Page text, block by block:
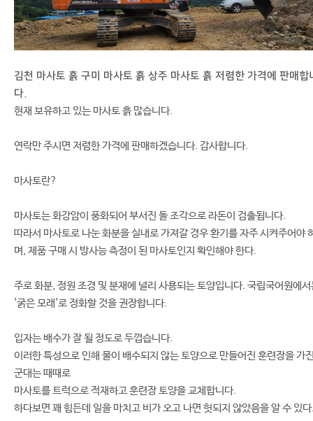
김천 마사토 흙 구미 마사토 흙 상주 마사토 흙 저렴한 가격에 판매합
다.
현재 보유하고 있는 마사토 흙 많습니다.
연락만 주시면 저렴한 가격에 판매하겠습니다. 감사합니다.
마사토란?
마사토는 화강암이 풍화되어 부서진 돌 조각으로 라돈이 검출됩니다.
따라서 마사토로 나눈 화분을 실내로 가져갈 경우 환기를 자주 시켜주어야
며, 제품 구매 시 방사능 측정이 된 마사토인지 확인해야 한다.
주로 화분, 정원 조경 및 분재에 널리 사용되는 토양입니다. 국립국어원에서
'굵은 모래'로 정화할 것을 권장합니다.
입자는 배수가 잘 될 정도로 두껍습니다.
이러한 특성으로 인해 물이 배수되지 않는 토양으로 만들어진 훈련장을 가
군대는 때때로
마사토를 트럭으로 적재하고 훈련장 토양을 교체합니다.
하다보면 꽤 힘든데 일을 마치고 비가 오고 나면 헛되지 않았음을 알 수 있